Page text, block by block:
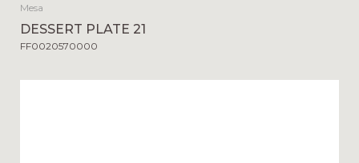
Mesa
DESSERT PLATE 21
FF0020570000